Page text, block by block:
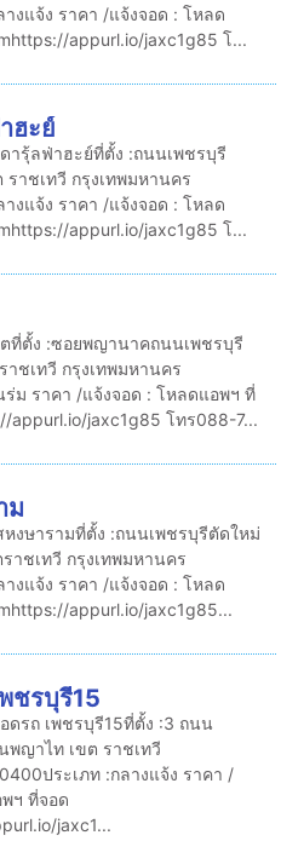
งแจ้ง ราคา /แจ้งจอด : โหลด
appurl.io/jaxc1g85 โ...
ฮะย์
ารุ้ลฟ่าฮะย์ที่ตั้ง :ถนนเพชรบุรี
ราชเทวี กรุงเทพมหานคร
งแจ้ง ราคา /แจ้งจอด : โหลด
appurl.io/jaxc1g85 โ...
ที่ตั้ง :ซอยพญานาคถนนเพชรบุรี
าชเทวี กรุงเทพมหานคร
ร่ม ราคา /แจ้งจอด : โหลดแอพฯ ที่
appurl.io/jaxc1g85 โทร088-7...
ม
งษารามที่ตั้ง :ถนนเพชรบุรีตัดใหม่
าชเทวี กรุงเทพมหานคร
งแจ้ง ราคา /แจ้งจอด : โหลด
appurl.io/jaxc1g85...
ชรบุรี15
ดรถ เพชรบุรี15ที่ตั้ง :3 ถนน
พญาไท เขต ราชเทวี
ประเภท :กลางแจ้ง ราคา /
ฯ ที่จอด
jaxc1...